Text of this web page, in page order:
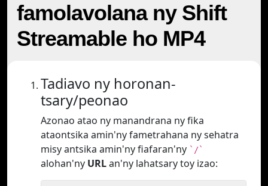
famolavolana ny Shift
Streamable ho MP4
Tadiavo ny horonan-
tsary/peonao
Azonao atao ny manandrana ny fika
ataontsika amin'ny fametrahana ny sehatra
misy antsika amin'ny fiafaran'ny `/`
alohan'ny URLan'ny lahatsary toy izao: